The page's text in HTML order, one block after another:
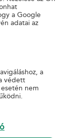
a Google
adatai az
a
védett
nem